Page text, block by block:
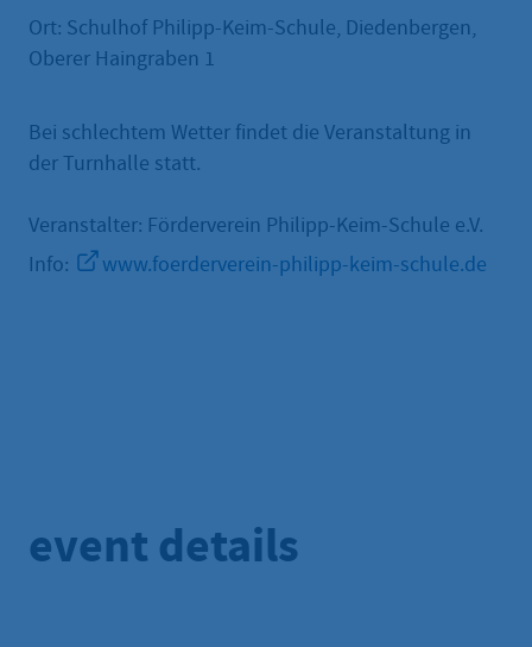
Ort: Schulhof Philipp-Keim-Schule, Diedenbergen,
Oberer Haingraben 1
Bei schlechtem Wetter findet die Veranstaltung in
der Turnhalle statt.
Veranstalter: Förderverein Philipp-Keim-Schule e.V.
Info:
www.foerderverein-philipp-keim-schule.de
event details